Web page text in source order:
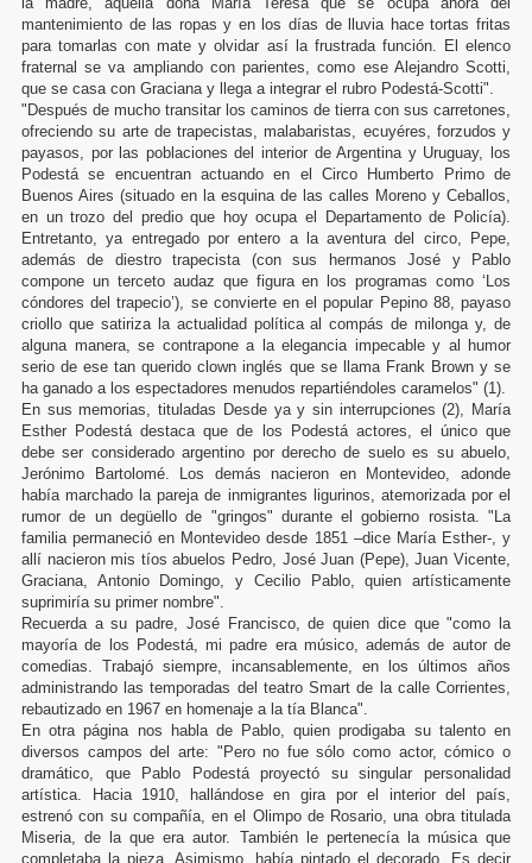
mantenimiento de las ropas y en los días de lluvia hace tortas fritas
para tomarlas con mate y olvidar así la frustrada función. El elenco
fraternal se va ampliando con parientes, como ese Alejandro Scotti,
que se casa con Graciana y llega a integrar el rubro Podestá-Scotti".
"Después de mucho transitar los caminos de tierra con sus carretones,
ofreciendo su arte de trapecistas, malabaristas, ecuyéres, forzudos y
payasos, por las poblaciones del interior de Argentina y Uruguay, los
Podestá se encuentran actuando en el Circo Humberto Primo de
Buenos Aires (situado en la esquina de las calles Moreno y Ceballos,
en un trozo del predio que hoy ocupa el Departamento de Policía).
Entretanto, ya entregado por entero a la aventura del circo, Pepe,
además de diestro trapecista (con sus hermanos José y Pablo
compone un terceto audaz que figura en los programas como ‘Los
cóndores del trapecio’), se convierte en el popular Pepino 88, payaso
criollo que satiriza la actualidad política al compás de milonga y, de
alguna manera, se contrapone a la elegancia impecable y al humor
serio de ese tan querido clown inglés que se llama Frank Brown y se
ha ganado a los espectadores menudos repartiéndoles caramelos" (1).
En sus memorias, tituladas Desde ya y sin interrupciones (2), María
Esther Podestá destaca que de los Podestá actores, el único que
debe ser considerado argentino por derecho de suelo es su abuelo,
Jerónimo Bartolomé. Los demás nacieron en Montevideo, adonde
había marchado la pareja de inmigrantes ligurinos, atemorizada por el
rumor de un degüello de "gringos" durante el gobierno rosista. "La
familia permaneció en Montevideo desde 1851 –dice María Esther-, y
allí nacieron mis tíos abuelos Pedro, José Juan (Pepe), Juan Vicente,
Graciana, Antonio Domingo, y Cecilio Pablo, quien artísticamente
suprimiría su primer nombre".
Recuerda a su padre, José Francisco, de quien dice que "como la
mayoría de los Podestá, mi padre era músico, además de autor de
comedias. Trabajó siempre, incansablemente, en los últimos años
administrando las temporadas del teatro Smart de la calle Corrientes,
rebautizado en 1967 en homenaje a la tía Blanca".
En otra página nos habla de Pablo, quien prodigaba su talento en
diversos campos del arte: "Pero no fue sólo como actor, cómico o
dramático, que Pablo Podestá proyectó su singular personalidad
artística. Hacia 1910, hallándose en gira por el interior del país,
estrenó con su compañía, en el Olimpo de Rosario, una obra titulada
Miseria, de la que era autor. También le pertenecía la música que
completaba la pieza. Asimismo, había pintado el decorado. Es decir